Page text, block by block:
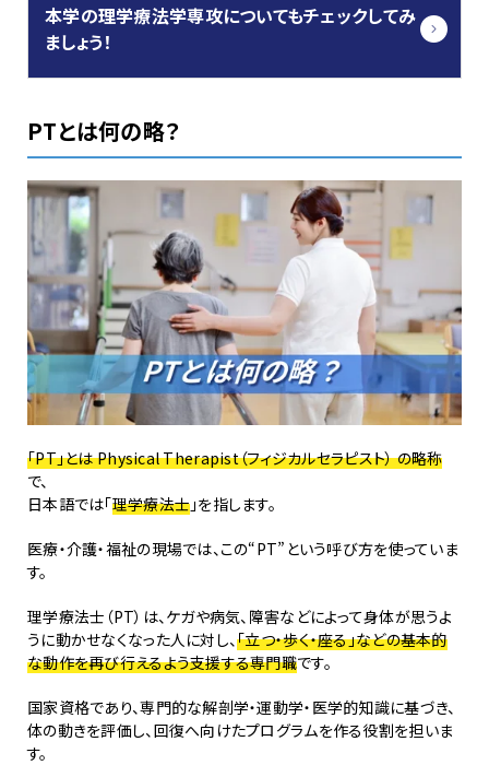
本学の理学療法学専攻についてもチェックしてみ
ましょう！
PTとは何の略？
「PT」とは Physical Therapist（フィジカルセラピスト） の略称
で、
日本語では「理学療法士 」を指します。
医療・介護・福祉の現場では、この“PT”という呼び方を使っていま
す。
理学療法士（PT）は、ケガや病気、障害などによって身体が思うよ
うに動かせなくなった人に対し、「立つ・歩く・座る」などの基本的
な動作を再び行えるよう支援する専門職です。
国家資格であり、専門的な解剖学・運動学・医学的知識に基づき、
体の動きを評価し、回復へ向けたプログラムを作る役割を担いま
す。